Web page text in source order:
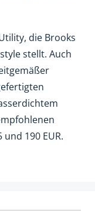
die Brooks
stellt. Auch
190 EUR.